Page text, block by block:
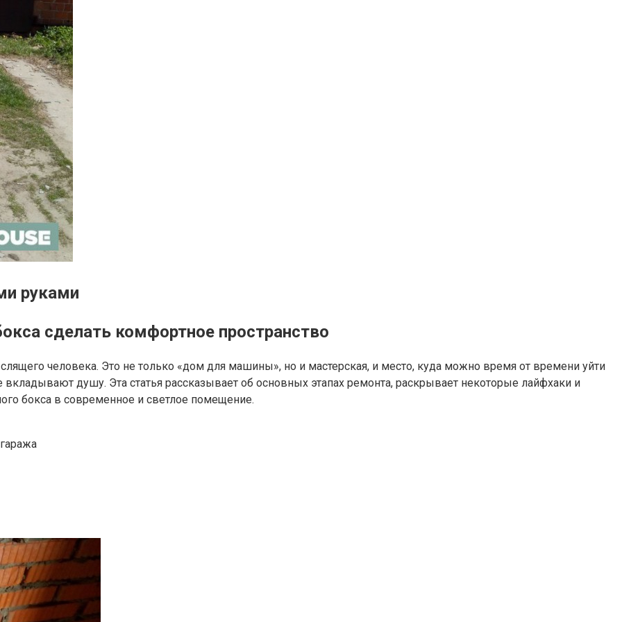
руками
сделать комфортное пространство
человека. Это не только «дом для машины», но и мастерская, и место, куда можно время от времени уйти
душу. Эта статья рассказывает об основных этапах ремонта, раскрывает некоторые лайфхаки и
бокса в современное и светлое помещение.